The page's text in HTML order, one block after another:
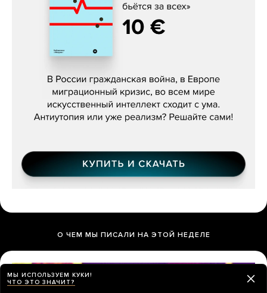
Константин Зарубин, «Наше сердце
О ЧЕМ МЫ ПИСАЛИ НА ЭТОЙ НЕДЕЛЕ
МЫ ИСПОЛЬЗУЕМ КУКИ!
ЧТО ЭТО ЗНАЧИТ?